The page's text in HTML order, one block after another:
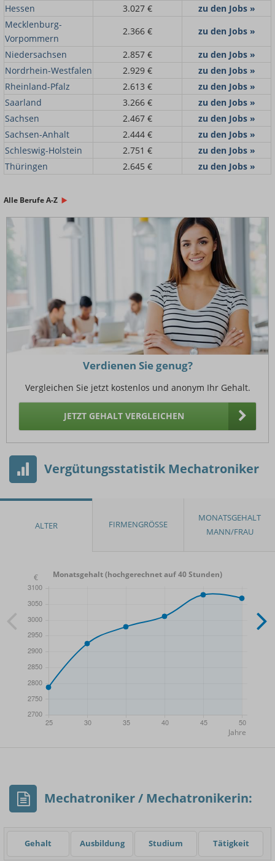
Hessen 3.027 €
zu den Jobs »
Mecklenburg-
Vorpommern
2.366 €
zu den Jobs »
Niedersachsen
2.857 €
zu den Jobs »
Nordrhein-Westfalen
2.929 €
zu den Jobs »
Rheinland-Pfalz
2.613 €
zu den Jobs »
Saarland
3.266 €
zu den Jobs »
Sachsen
2.467 €
zu den Jobs »
Sachsen-Anhalt
2.444 €
zu den Jobs »
Schleswig-Holstein
2.751 €
zu den Jobs »
Thüringen
2.645 € zu den Jobs »
Alle Berufe A-Z
Verdienen Sie genug?
Vergleichen Sie jetzt kostenlos und anonym Ihr Gehalt.
JETZT GEHALT VERGLEICHEN
Vergütungsstatistik Mechatroniker
Monatsgehalt (hochgerechnet auf 40 Stunden)
Mechatroniker / Mechatronikerin:
Gehalt Ausbildung Studium Tätigkeit